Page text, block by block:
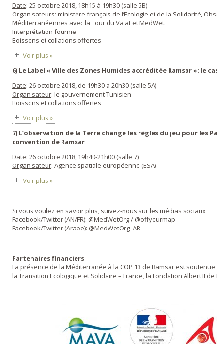
Date: 25 octobre 2018, 18h15 à 19h30 (salle 5B)
Organisateurs: ministère français de l’Ecologie et de la Solidarité,
Méditerranéennes avec la Tour du Valat et MedWet.
Interprétation fournie
Boissons et collations offertes
Voir plus »
6) Le Label « Ville des Zones Humides accréditée Ramsar »: le
Date: 26 octobre 2018, de 19h30 à 20h30 (salle 5A)
Organisateur: le gouvernement Tunisien
Boissons et collations offertes
Voir plus »
7) L’observation de la Terre change les règles du jeu pour les
convention de Ramsar
Date: 26 octobre 2018, 19h40-21h00 (salle 7)
Organisateur: Agence spatiale européenne (ESA)
Voir plus »
Si vous voulez en savoir plus, suivez-nous sur les médias sociaux
Facebook/Twitter (AN/FR): @MedWetOrg / @offyourmap
Facebook/Twitter (Arabe): @MedWetOrg_AR
Partenaires financiers
La présence de la Méditerranée à la COP 13 de Ramsar est
la Transition Ecologique et Solidaire – France, la Fondation Albert II